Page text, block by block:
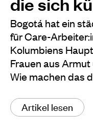
Bogotá hat ein
für Care-
Kolumbiens
Frauen aus
Wie machen das
Artikel lesen